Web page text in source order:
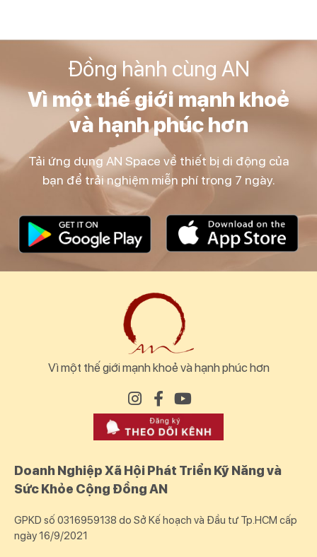
Đồng hành cùng AN
Vì một thế giới mạnh khoẻ
và hạnh phúc hơn
Tải ứng dụng AN Space về thiết bị di động của
bạn để trải nghiệm miễn phí trong 7 ngày.
Vì một thế giới mạnh khoẻ và hạnh phúc hơn
Doanh Nghiệp Xã Hội Phát Triển Kỹ Năng và
Sức Khỏe Cộng Đồng AN
GPKD số 0316959138 do Sở Kế hoạch và Đầu tư Tp.HCM cấp
ngày 16/9/2021